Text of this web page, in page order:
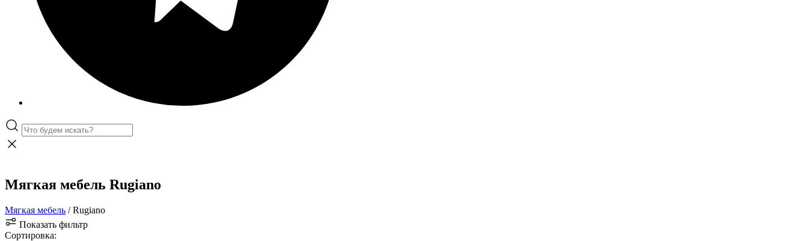
Мягкая мебель Rugiano
Мягкая мебель / Rugiano
Показать фильтр
Сортировка: